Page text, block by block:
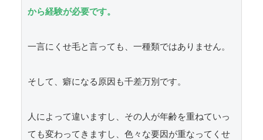
から経験が必要です。
一言にくせ毛と言っても、一種類ではありません。
そして、癖になる原因も千差万別です。
人によって違いますし、その人が年齢を重ねていっ
ても変わってきますし、色々な要因が重なってくせ